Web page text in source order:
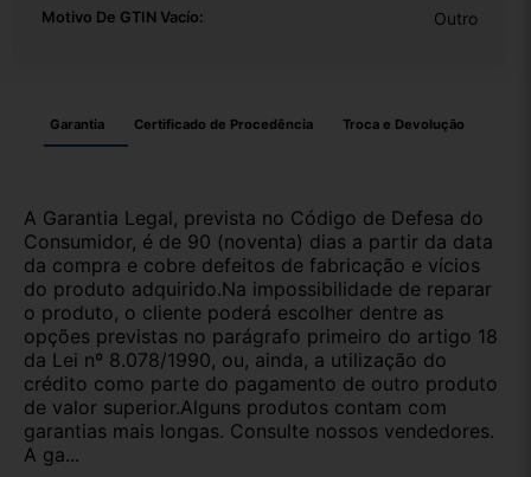
Motivo De GTIN Vacío: Outro
Garantia Certificado de Procedência Troca e Devolução
A Garantia Legal, prevista no Código de Defesa do
Consumidor, é de 90 (noventa) dias a partir da data
da compra e cobre defeitos de fabricação e vícios
do produto adquirido.Na impossibilidade de reparar
o produto, o cliente poderá escolher dentre as
opções previstas no parágrafo primeiro do artigo 18
da Lei nº 8.078/1990, ou, ainda, a utilização do
crédito como parte do pagamento de outro produto
de valor superior.Alguns produtos contam com
garantias mais longas. Consulte nossos vendedores.
A ga...